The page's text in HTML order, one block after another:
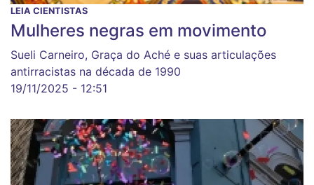
LEIA CIENTISTAS
Mulheres negras em movimento
Sueli Carneiro, Graça do Aché e suas articulações
antirracistas na década de 1990
19/11/2025 - 12:51